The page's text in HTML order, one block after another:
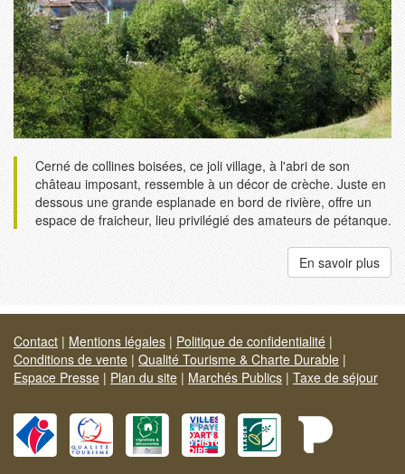
Cerné de collines boisées, ce joli village, à l'abri de son
château imposant, ressemble à un décor de crèche. Juste en
dessous une grande esplanade en bord de rivière, offre un
espace de fraicheur, lieu privilégié des amateurs de pétanque.
En savoir plus
Contact | Mentions légales | Politique de confidentialité |
Conditions de vente | Qualité Tourisme & Charte Durable |
Espace Presse | Plan du site | Marchés Publics | Taxe de séjour